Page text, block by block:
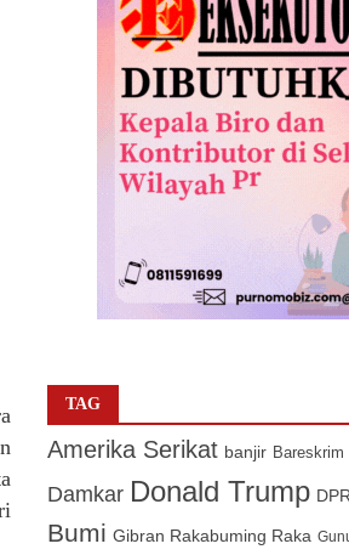
TAG
Amerika Serikat banjir Bareskrim
Damkar Donald Trump
Bumi Gibran Rakabuming Raka